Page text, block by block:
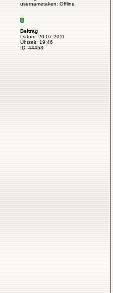
usernametaken: Offline
Beitrag
Datum: 20.07.2011
Uhrzeit: 19:46
ID: 44458